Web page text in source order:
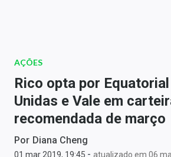
Newsletters
Money Trader
Anuncie
Últimas Notícias
AÇÕES
Rico opta por
Unidas e Vale em
recomendada de março
Por Diana Cheng
01 mar 2019, 19:45 - atualizado em 06